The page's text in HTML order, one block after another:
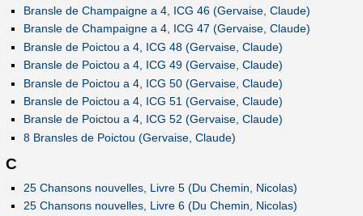
Bransle de Champaigne a 4, ICG 46 (Gervaise, Claude)
Bransle de Champaigne a 4, ICG 47 (Gervaise, Claude)
Bransle de Poictou a 4, ICG 48 (Gervaise, Claude)
Bransle de Poictou a 4, ICG 49 (Gervaise, Claude)
Bransle de Poictou a 4, ICG 50 (Gervaise, Claude)
Bransle de Poictou a 4, ICG 51 (Gervaise, Claude)
Bransle de Poictou a 4, ICG 52 (Gervaise, Claude)
8 Bransles de Poictou (Gervaise, Claude)
C
25 Chansons nouvelles, Livre 5 (Du Chemin, Nicolas)
25 Chansons nouvelles, Livre 6 (Du Chemin, Nicolas)